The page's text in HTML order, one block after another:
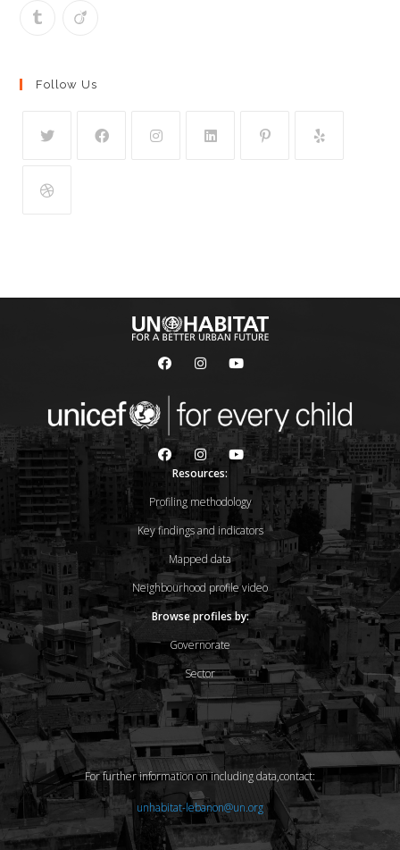
Follow Us
Resources:
Profiling methodology
Key findings and indicators
Mapped data
Neighbourhood profile video
Browse profiles by:
Governorate
Sector
For further information on including data,contact:
unhabitat-lebanon@un.org